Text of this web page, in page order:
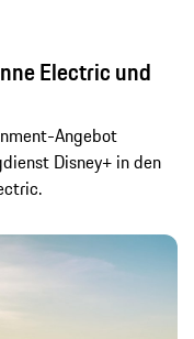
Electric und
Angebot
Disney+ in den